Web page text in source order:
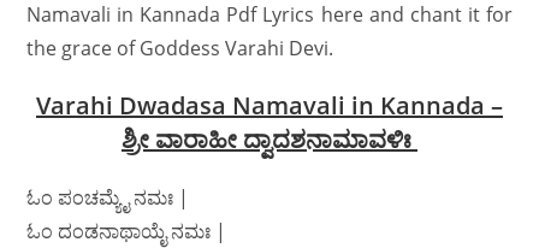
Namavali in Kannada Pdf Lyrics here and chant it for
the grace of Goddess Varahi Devi.
Varahi Dwadasa Namavali in Kannada –
ಶ್ರೀ ವಾರಾಹೀ ದ್ವಾದಶನಾಮಾವಳಿಃ
ಓಂ ಪಂಚಮ್ಯೈ ನಮಃ |
ಓಂ ದಂಡನಾಥಾಯೈ ನಮಃ |